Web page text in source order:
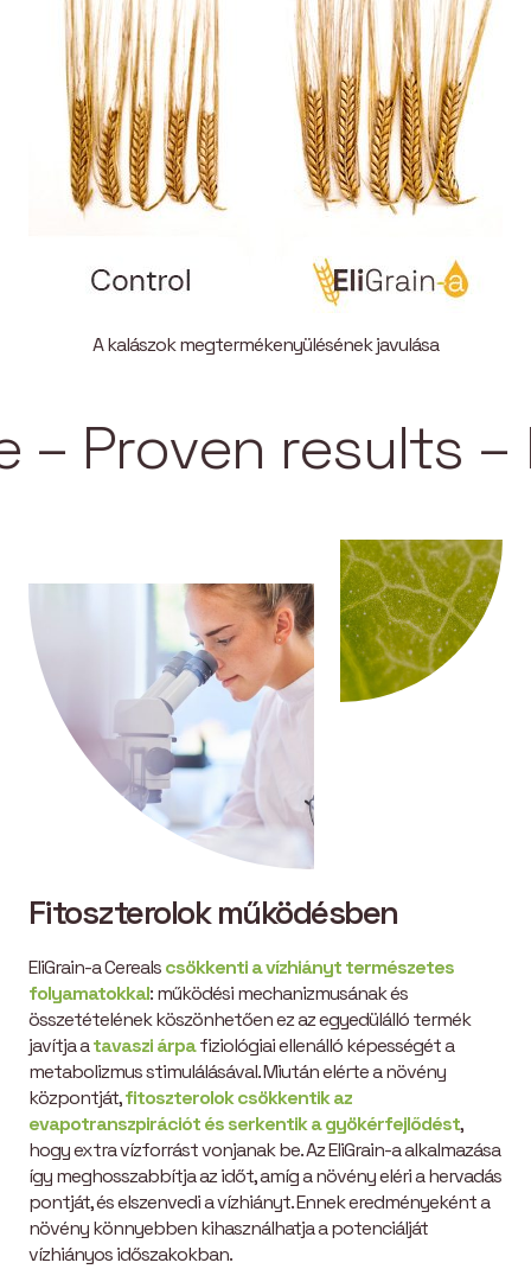
A kalászok megtermékenyülésének javulása
results –
Fitoszterolok működésben
EliGrain-a Cerealscsökkenti a vízhiányt természetes
folyamatokkal: működési mechanizmusának és
összetételének köszönhetően ez az egyedülálló termék
javítja atavaszi árpafiziológiai ellenálló képességét a
metabolizmus stimulálásával. Miután elérte a növény
központját,fitoszterolok csökkentik az
evapotranszpirációt és serkentik a gyökérfejlődést,
hogy extra vízforrást vonjanak be. Az EliGrain-a alkalmazása
így meghosszabbítja az időt, amíg a növény eléri a hervadás
pontját, és elszenvedi a vízhiányt. Ennek eredményeként a
növény könnyebben kihasználhatja a potenciálját
vízhiányos időszakokban.